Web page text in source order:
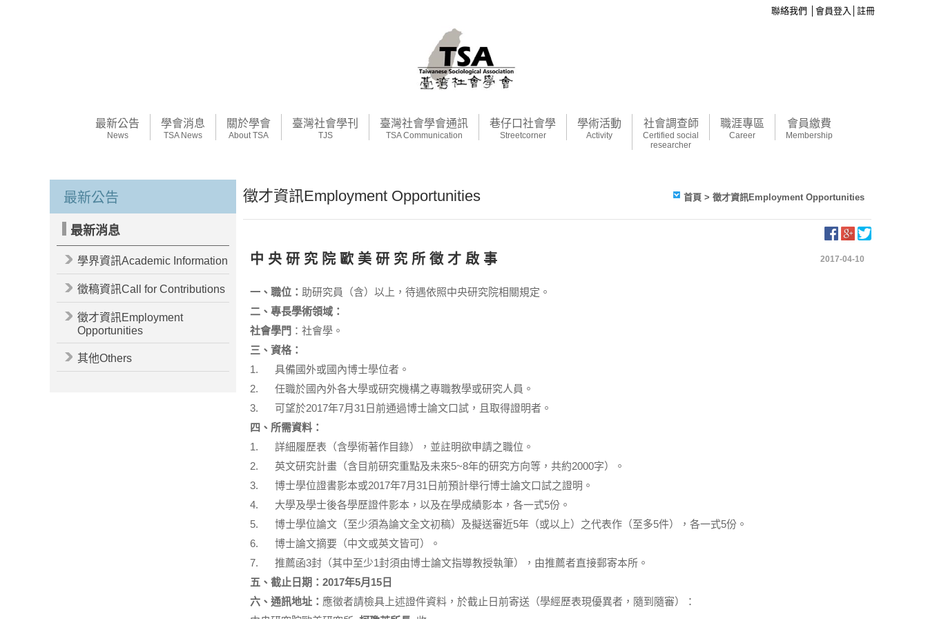
聯絡我們 會員登入 註冊
最新公告
News
學會消息
TSA News
關於學會
About TSA
臺灣社會學刊
TJS
臺灣社會學會通訊
TSA Communication
巷仔口社會學
Streetcorner
學術活動
Activity
社會調查師
Certified social
researcher
職涯專區
Career
會員繳費
Membership
最新公告
最新消息
學界資訊Academic Information
徵稿資訊Call for Contributions
徵才資訊Employment
Opportunities
其他Others
徵才資訊Employment Opportunities 首頁 > 徵才資訊Employment Opportunities
中 央 研 究 院 歐 美 研 究 所 徵 才 啟 事 2017-04-10
一、職位： 助研究員（含）以上，待遇依照中央研究院相關規定。
二、專長學術領域：
社會學門 ：社會學。
三、資格：
1. 具備國外或國內博士學位者。
2. 任職於國內外各大學或研究機構之專職教學或研究人員。
3. 可望於2017年7月31日前通過博士論文口試，且取得證明者。
四、 所需資料：
1. 詳細履歷表（含學術著作目錄），並註明欲申請之職位。
2. 英文研究計畫（含目前研究重點及未來5~8年的研究方向等，共約2000字）。
3. 博士學位證書影本或2017年7月31日前預計舉行博士論文口試之證明。
4. 大學及學士後各學歷證件影本，以及在學成績影本，各一式5份。
5. 博士學位論文（至少須為論文全文初稿）及擬送審近5年（或以上）之代表作（至多5件），各一式5份。
6. 博士論文摘要（中文或英文皆可）。
7. 推薦函3封（其中至少1封須由博士論文指導教授執筆），由推薦者直接郵寄本所。
五、截止日期：2017年5月15 日
六、通訊地址： 應徵者請檢具上述證件資料，於截止日前寄送（學經歷表現優異者，隨到隨審）：